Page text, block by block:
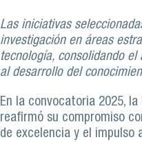
Las iniciativas
investigación en áreas
tecnología, consolidando
al desarrollo del
En la convocatoria 2025,
reafirmó su compromiso
de excelencia y el impulso